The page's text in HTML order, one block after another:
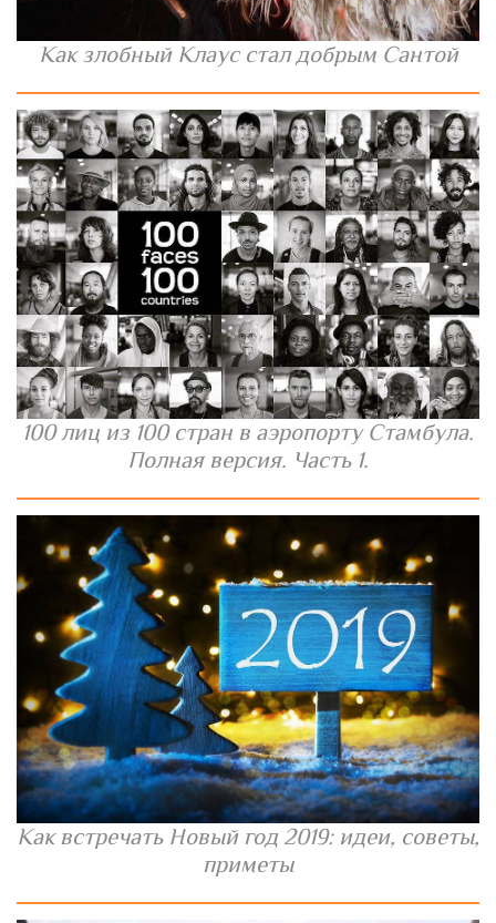
Как злобный Клаус стал добрым Сантой
100 лиц из 100 стран в аэропорту Стамбула.
Полная версия. Часть 1.
Как встречать Новый год 2019: идеи, советы,
приметы